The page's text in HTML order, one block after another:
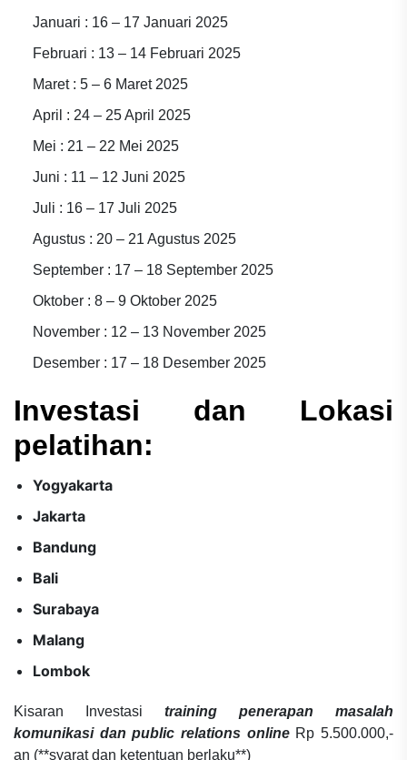
Januari : 16 – 17 Januari 2025
Februari : 13 – 14 Februari 2025
Maret : 5 – 6 Maret 2025
April : 24 – 25 April 2025
Mei : 21 – 22 Mei 2025
Juni : 11 – 12 Juni 2025
Juli : 16 – 17 Juli 2025
Agustus : 20 – 21 Agustus 2025
September : 17 – 18 September 2025
Oktober : 8 – 9 Oktober 2025
November : 12 – 13 November 2025
Desember : 17 – 18 Desember 2025
Investasi dan Lokasi
pelatihan:
Yogyakarta
Jakarta
Bandung
Bali
Surabaya
Malang
Lombok
Kisaran Investasi
training penerapan masalah
komunikasi dan public relations online Rp 5.500.000,-
an (**syarat dan ketentuan berlaku**)